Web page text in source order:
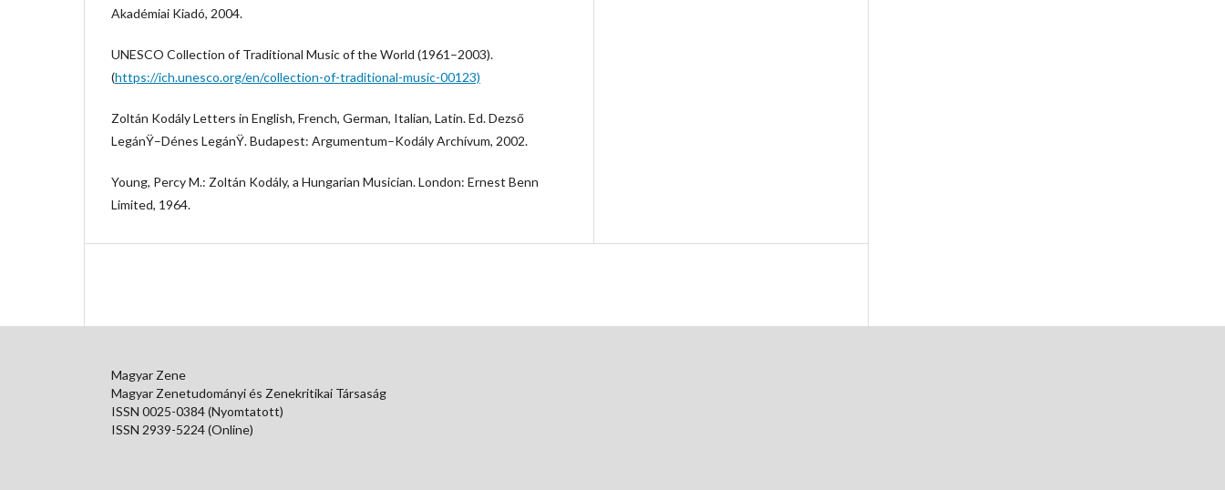
Akadémiai Kiadó, 2004.
UNESCO Collection of Traditional Music of the World (1961–2003).
(https://ich.unesco.org/en/collection-of-traditional-music-00123)
Zoltán Kodály Letters in English, French, German, Italian, Latin. Ed. Dezső
LegánŸ–Dénes LegánŸ. Budapest: Argumentum–Kodály Archívum, 2002.
Young, Percy M.: Zoltán Kodály, a Hungarian Musician. London: Ernest Benn
Limited, 1964.
Magyar Zene
Magyar Zenetudományi és Zenekritikai Társaság
ISSN 0025-0384 (Nyomtatott)
ISSN 2939-5224 (Online)